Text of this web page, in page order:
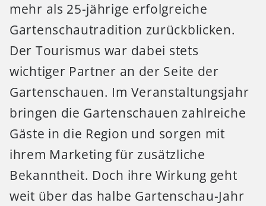
mehr als 25-jährige erfolgreiche
Gartenschautradition zurückblicken.
Der Tourismus war dabei stets
wichtiger Partner an der Seite der
Gartenschauen. Im Veranstaltungsjahr
bringen die Gartenschauen zahlreiche
Gäste in die Region und sorgen mit
ihrem Marketing für zusätzliche
Bekanntheit. Doch ihre Wirkung geht
weit über das halbe Gartenschau-Jahr